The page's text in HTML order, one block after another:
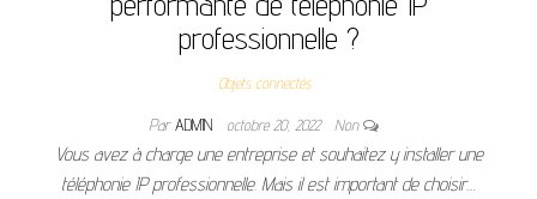
professionnelle ?
Objets connectés
ParADMIN octobre 20, 2022 Non
Vous avez à charge une entreprise et souhaitez y installer une
téléphonie IP professionnelle. Mais il est important de choisir…